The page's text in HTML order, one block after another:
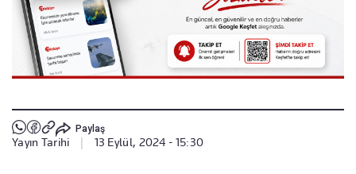
Paylaş
Yayın Tarihi 13 Eylül, 2024 - 15:30